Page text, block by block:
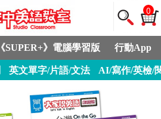
0
《SUPER+》電腦學習版 行動App
英文單字/片語/文法 AI/寫作/英檢/